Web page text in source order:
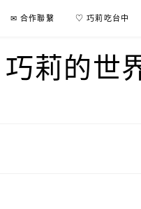
✉ 合作聯繫 ♡ 巧莉吃台中
巧莉的世